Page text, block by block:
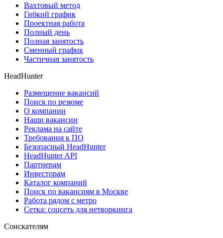
Вахтовый метод
Гибкий график
Проектная работа
Полный день
Полная занятость
Сменный график
Частичная занятость
HeadHunter
Размещение вакансий
Поиск по резюме
О компании
Наши вакансии
Реклама на сайте
Требования к ПО
Безопасный HeadHunter
HeadHunter API
Партнерам
Инвесторам
Каталог компаний
Поиск по вакансиям в Москве
Работа рядом с метро
Сетка: соцсеть для нетворкинга
Соискателям